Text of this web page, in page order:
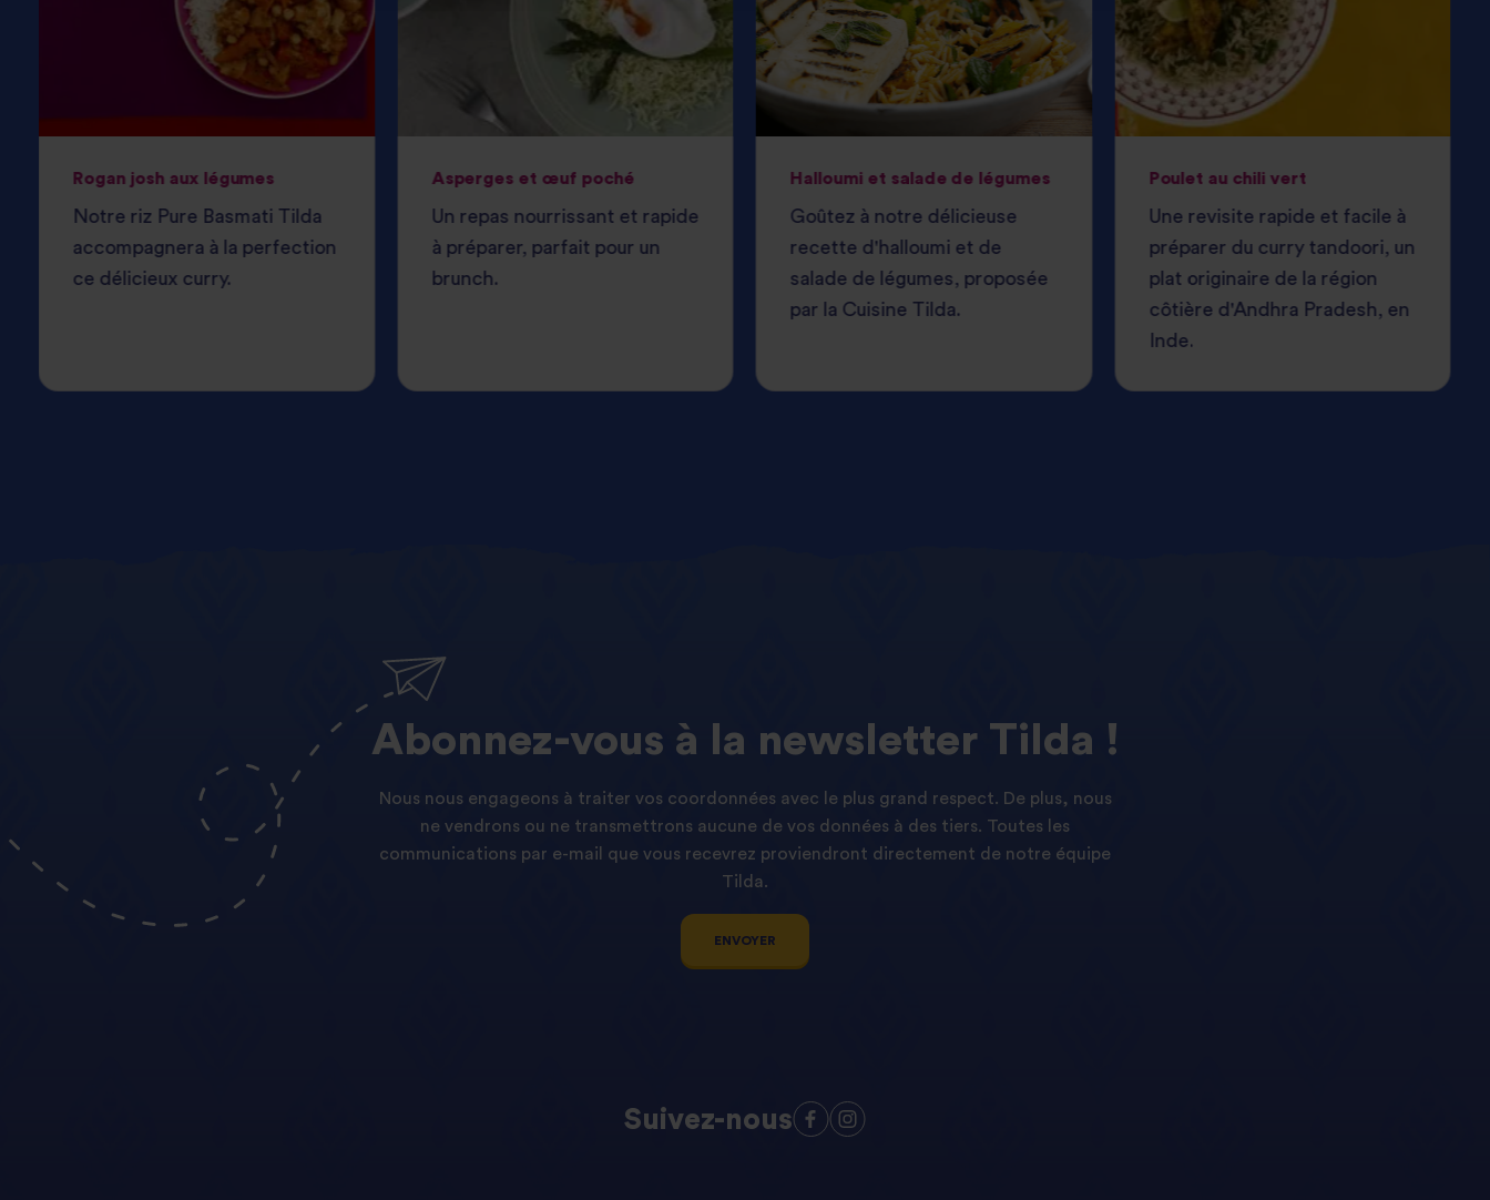
Rogan josh aux légumes
Notre riz Pure Basmati Tilda
accompagnera à la perfection
ce délicieux curry.
Asperges et œuf poché
Un repas nourrissant et rapide
à préparer, parfait pour un
brunch.
Halloumi et salade de légumes
Goûtez à notre délicieuse
recette d'halloumi et de
salade de légumes, proposée
par la Cuisine Tilda.
Poulet au chili vert
Une revisite rapide et facile à
préparer du curry tandoori, un
plat originaire de la région
côtière d'Andhra Pradesh, en
Inde.
Abonnez-vous à la newsletter Tilda !
Nous nous engageons à traiter vos coordonnées avec le plus grand respect. De plus, nous
ne vendrons ou ne transmettrons aucune de vos données à des tiers. Toutes les
communications par e-mail que vous recevrez proviendront directement de notre équipe
Tilda.
ENVOYER
Suivez-nous